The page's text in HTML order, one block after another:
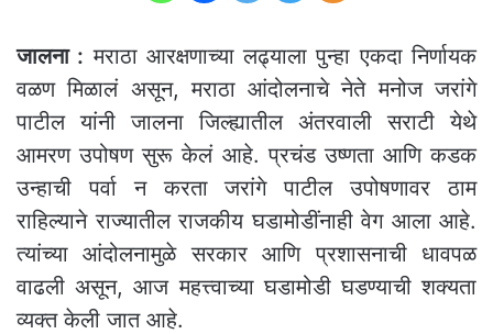
जालना : मराठा आरक्षणाच्या लढ्याला पुन्हा एकदा निर्णायक
वळण मिळालं असून, मराठा आंदोलनाचे नेते मनोज जरांगे
पाटील यांनी जालना जिल्ह्यातील अंतरवाली सराटी येथे
आमरण उपोषण सुरू केलं आहे. प्रचंड उष्णता आणि कडक
उन्हाची पर्वा न करता जरांगे पाटील उपोषणावर ठाम
राहिल्याने राज्यातील राजकीय घडामोडींनाही वेग आला आहे.
त्यांच्या आंदोलनामुळे सरकार आणि प्रशासनाची धावपळ
वाढली असून, आज महत्त्वाच्या घडामोडी घडण्याची शक्यता
व्यक्त केली जात आहे.